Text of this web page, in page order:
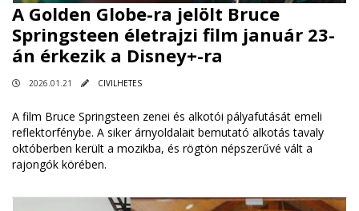
A Golden Globe-ra jelölt Bruce
Springsteen életrajzi film január 23-
án érkezik a Disney+-ra
2026.01.21 CIVILHETES
A film Bruce Springsteen zenei és alkotói pályafutását emeli
reflektorfénybe. A siker árnyoldalait bemutató alkotás tavaly
októberben került a mozikba, és rögtön népszerűvé vált a
rajongók körében.